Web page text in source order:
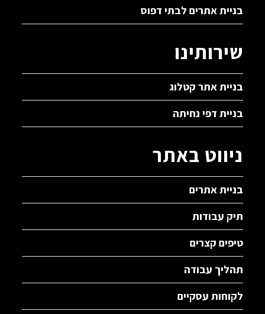
בניית אתרים לבתי דפוס
שירותינו
בניית אתר קטלוג
בניית דפי נחיתה
ניווט באתר
בניית אתרים
תיק עבודות
טיפים קצרים
תהליך עבודה
לקוחות עסקיים